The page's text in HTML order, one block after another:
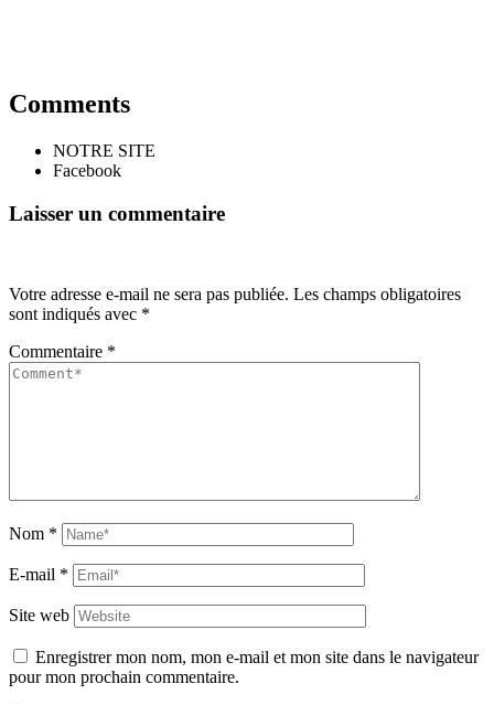
Comments
NOTRE SITE
Facebook
Laisser un commentaire
Votre adresse e-mail ne sera pas publiée. Les champs obligatoires
sont indiqués avec *
Commentaire *
Nom *
E-mail *
Site web
Enregistrer mon nom, mon e-mail et mon site dans le navigateur
pour mon prochain commentaire.